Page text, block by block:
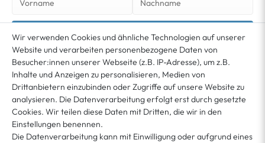
NEWSLETTER ABONNIEREN
Sie erklären sich damit ein­ver­standen, dass Ihre Da­ten für unseren News­letter­versand
ver­wen­det werden. Der News­letter ist jeder­zeit ab­bestell­bar. Weitere Infor­mationen
und Wider­rufshin­weise finden Sie in unsererDatenschutzerklärung
MEIN KONTO
Wir verwenden Cookies und ähnliche Technologien auf unserer
Website und verarbeiten personenbezogene Daten von
Besucher:innen unserer Webseite (z.B. IP-Adresse), um z.B.
Inhalte und Anzeigen zu personalisieren, Medien von
Drittanbietern einzubinden oder Zugriffe auf unsere Website zu
analysieren. Die Datenverarbeitung erfolgt erst durch gesetzte
Cookies. Wir teilen diese Daten mit Dritten, die wir in den
Einstellungen benennen.
Die Datenverarbeitung kann mit Einwilligung oder aufgrund eines